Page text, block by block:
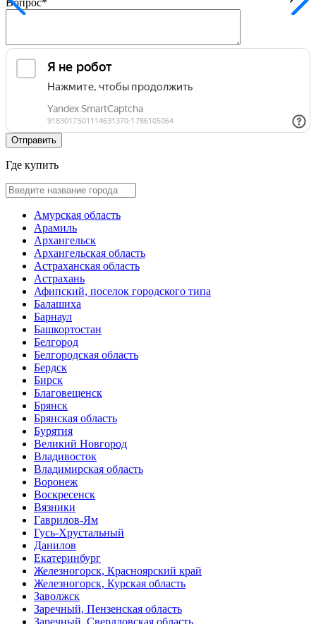
Вопрос*
Где купить
Амурская область
Арамиль
Архангельск
Архангельская область
Астраханская область
Астрахань
Афипский, поселок городского типа
Балашиха
Барнаул
Башкортостан
Белгород
Белгородская область
Бердск
Бирск
Благовещенск
Брянск
Брянская область
Бурятия
Великий Новгород
Владивосток
Владимирская область
Воронеж
Воскресенск
Вязники
Гаврилов-Ям
Гусь-Хрустальный
Данилов
Екатеринбург
Железногорск, Красноярский край
Железногорск, Курская область
Заволжск
Заречный, Пензенская область